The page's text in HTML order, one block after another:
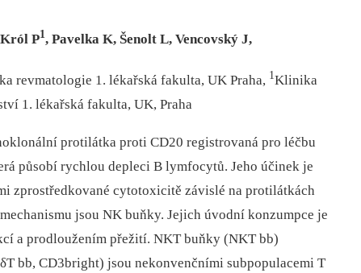
P1, Pavelka K, Šenolt L, Vencovský J,
revmatologie 1. lékařská fakulta, UK Praha, 1Klinika
1. lékařská fakulta, UK, Praha
protilátka proti CD20 registrovaná pro léčbu
působí rychlou depleci B lymfocytů. Jeho účinek je
zprostředkované cytotoxicitě závislé na protilátkách
jsou NK buňky. Jejich úvodní konzumpce je
a prodloužením přežití. NKT buňky (NKT bb)
bb, CD3bright) jsou nekonvenčními subpopulacemi T